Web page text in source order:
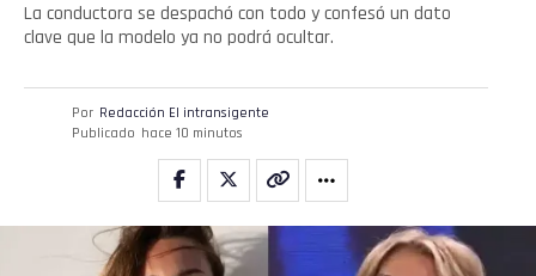
La conductora se despachó con todo y confesó un dato
clave que la modelo ya no podrá ocultar.
Por Redacción El intransigente
Publicado hace 10 minutos